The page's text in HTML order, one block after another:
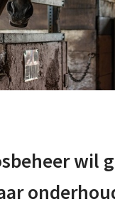
wil